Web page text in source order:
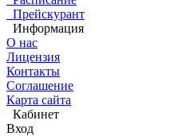
Прейскурант
Информация
О нас
Лицензия
Контакты
Соглашение
Карта сайта
Кабинет
Вход